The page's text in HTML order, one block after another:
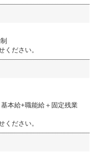
ださい。
本給+職能給＋固定残業
ださい。